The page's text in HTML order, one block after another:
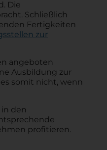
Die
Schließlich
Fertigkeiten
zur
angeboten
Ausbildung zur
somit nicht, wenn
den
profitieren.